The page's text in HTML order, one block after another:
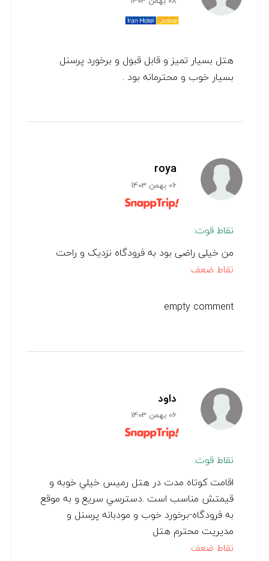
هتل بسیار تمیز و قابل قبول و برخورد پرسنل
بسیار خوب و محترمانه بود .
roya
06 بهمن 1403
نقاط قوت:
من خیلی راضی بود به فرودگاه نزدیک و راحت
نقاط ضعف:
empty comment
داود
06 بهمن 1403
نقاط قوت:
اقامت كوتاه مدت در هتل رميس خيلي خوبه و
قيمتش مناسب است .دسترسي سريع و به موقع
به فرودگاه-برخورد خوب و مودبانه پرسنل و
مديريت محترم هتل
نقاط ضعف: